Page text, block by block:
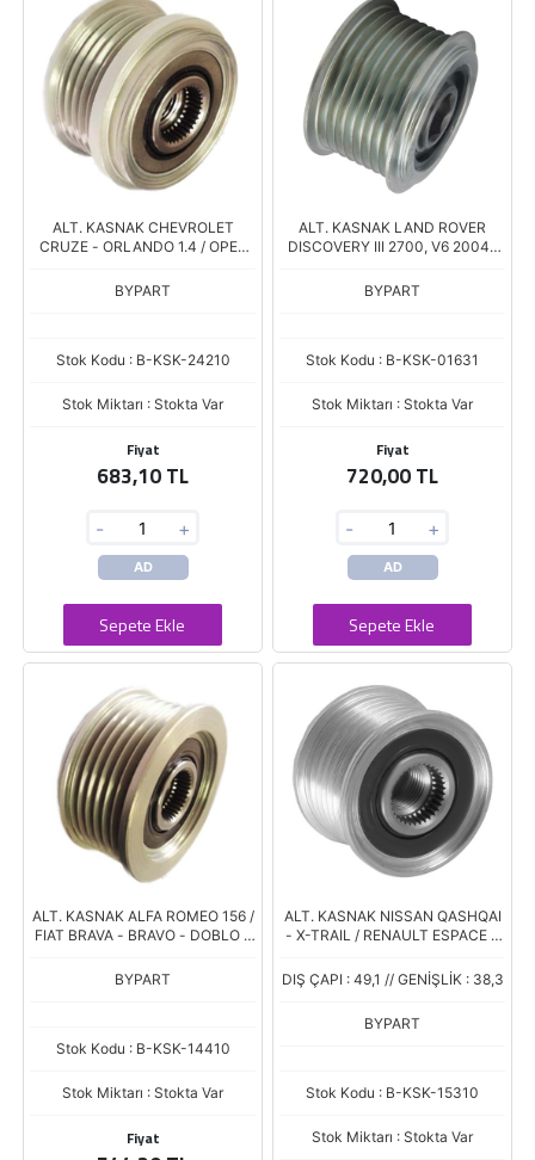
ALT. KASNAK CHEVROLET
CRUZE - ORLANDO 1.4 / OPEL
INSIGNIA - MERIVA B - ZAFIRA C
BYPART
Stok Kodu : B-KSK-24210
Stok Miktarı : Stokta Var
Fiyat
683,10 TL
- +
AD
Sepete Ekle
ALT. KASNAK LAND ROVER
DISCOVERY III 2700, V6 2004-
2700, V6 2005-2009 8 KANAL
BYPART
Stok Kodu : B-KSK-01631
Stok Miktarı : Stokta Var
Fiyat
720,00 TL
- +
AD
Sepete Ekle
ALT. KASNAK ALFA ROMEO 156 /
FIAT BRAVA - BRAVO - DOBLO -
BYPART
Stok Kodu : B-KSK-14410
Stok Miktarı : Stokta Var
Fiyat
ALT. KASNAK NISSAN QASHQAI
- X-TRAIL / RENAULT ESPACE -
MEGANE - MASTER - LATITUDE
/
DIŞ ÇAPI : 49,1 // GENİŞLİK : 38,3
BYPART
Stok Kodu : B-KSK-15310
Stok Miktarı : Stokta Var